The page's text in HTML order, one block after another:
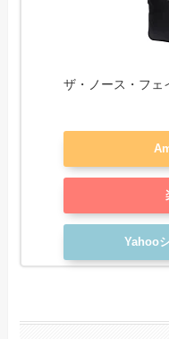
ザ・ノース・フェ
Yahoo